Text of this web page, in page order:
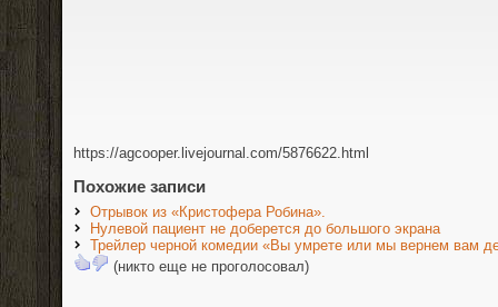
https://agcooper.livejournal.com/5876622.html
Похожие записи
Отрывок из «Кристофера Робина».
Нулевой пациент не доберется до большого экрана
Трейлер черной комедии «Вы умрете или мы вернем вам
(никто еще не проголосовал)